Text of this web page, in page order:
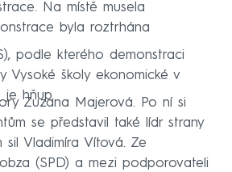
Na místě musela
byla roztrhána
podle kterého demonstraci
Vysoké školy ekonomické v
je hňup.
Zuzana Majerová. Po ní si
se představil také lídr strany
sil Vladimíra Vítová. Ze
(SPD) a mezi podporovateli